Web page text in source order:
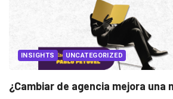
INSIGHTS UNCATEGORIZED
¿Cambiar de agencia mejora una